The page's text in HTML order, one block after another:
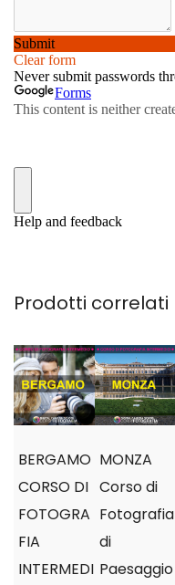
Prodotti correlati
BERGAMO
CORSO DI
FOTOGRA
FIA
INTERMEDI
MONZA
Corso di
Fotografia
di
Paesaggio